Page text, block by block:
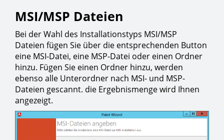
MSI/MSP Dateien
Bei der Wahl des Installationstyps MSI/MSP
Dateien fügen Sie über die entsprechenden Button
eine MSI-Datei, eine MSP-Datei oder einen Ordner
hinzu. Fügen Sie einen Ordner hinzu, werden
ebenso alle Unterordner nach MSI- und MSP-
Dateien gescannt. die Ergebnismenge wird Ihnen
angezeigt.